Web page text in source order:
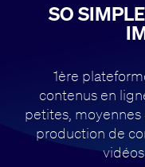
SO
1ère
contenus en
petites,
production de